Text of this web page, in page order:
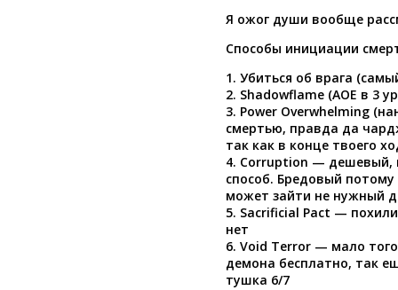
Я ожог души вообще
Способы инициации
1. Убиться об врага
2. Shadowflame (АОЕ в 3
3. Power Overwhelming
смертью, правда да
так как в конце твоего
4. Corruption — дешевый,
способ. Бредовый
может зайти не нужный
5. Sacrificial Pact —
нет
6. Void Terror — мало
демона бесплатно, так
тушка 6/7